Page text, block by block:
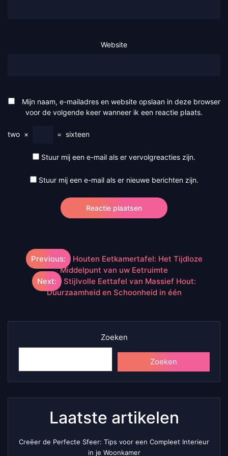
Website
Mijn naam, e-mailadres en website opslaan in deze browser
voor de volgende keer wanneer ik een reactie plaats.
two × = sixteen
Stuur mij een e-mail als er vervolgreacties zijn.
Stuur mij een e-mail als er nieuwe berichten zijn.
Berichtnavigatie
Previous:
Houten Eetkamertafel: Het Tijdloze
Middelpunt van uw Eetruimte
Next:
Stijlvolle Eettafel van Massief Hout:
Duurzaamheid en Schoonheid in één
Zoeken
Zoeken
Laatste artikelen
Creëer de Perfecte Sfeer: Tips voor een Compleet Interieur
in je Woonkamer